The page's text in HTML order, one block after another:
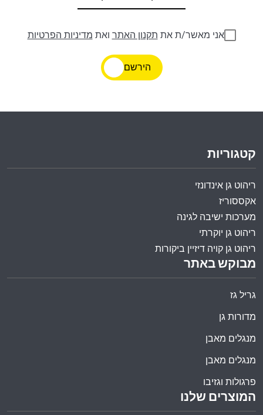
אני מאשר/ת את תקנון האתר ואת מדיניות הפרטיות
הירשם
המוצרים שלנו
מבוקש באתר
גריל גז
מדורות גן
מנגלים מאבן
מנגלים מאבן
פרגולות וגזיבו
קטגוריות
ריהוט גן אינדונזי
אקססוריז
מערכות ישיבה לגינה
ריהוט גן יוקרתי
ריהוט גן קויה דיזיין ביקורות